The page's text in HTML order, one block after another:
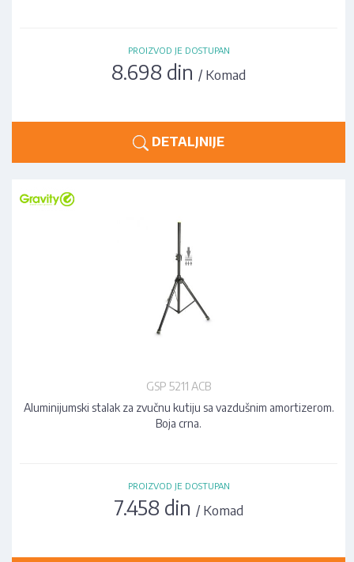
PROIZVOD JE DOSTUPAN
8.698 din / Komad
DETALJNIJE
GSP 5211 ACB
Aluminijumski stalak za zvučnu kutiju sa vazdušnim amortizerom.
Boja crna.
PROIZVOD JE DOSTUPAN
7.458 din / Komad